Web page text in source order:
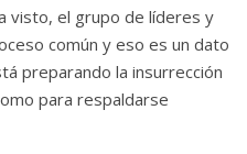
visto, el grupo de líderes y
común y eso es un dato
preparando la insurrección
para respaldarse